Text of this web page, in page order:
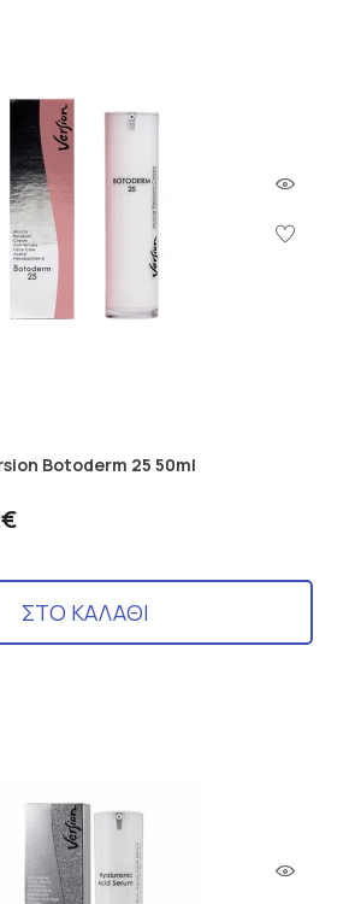
Botoderm 25 50ml
ΣΤΟ ΚΑΛΑΘΙ